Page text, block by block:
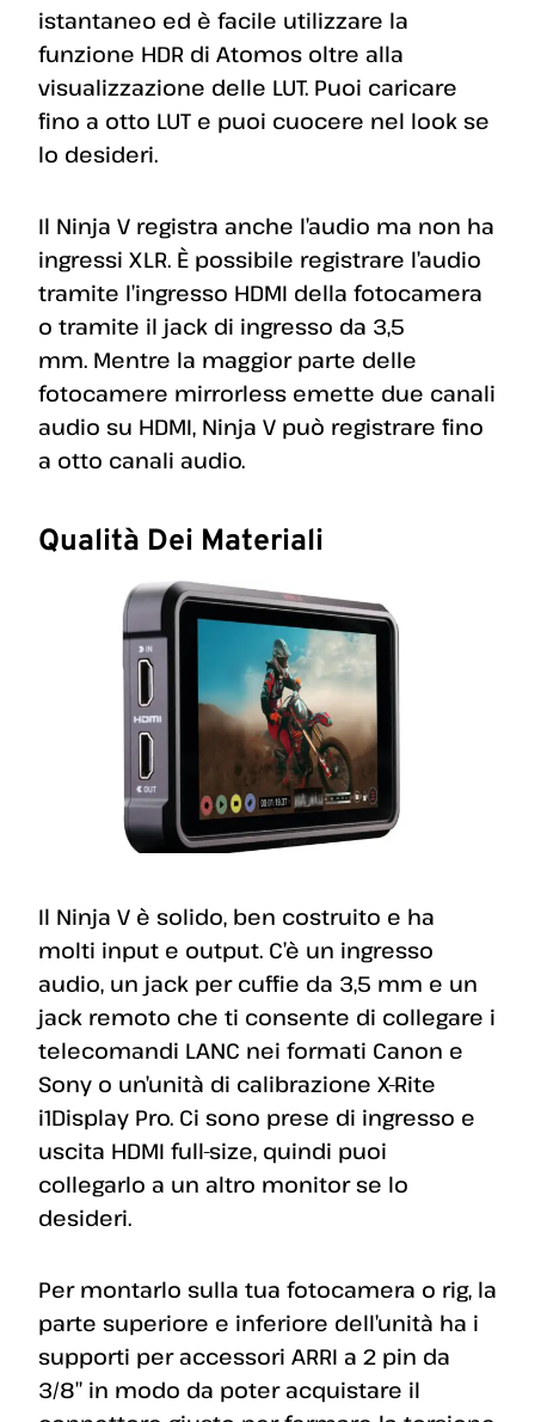
istantaneo ed è facile utilizzare la
funzione HDR di Atomos oltre alla
visualizzazione delle LUT. Puoi caricare
fino a otto LUT e puoi cuocere nel look se
lo desideri.
Il Ninja V registra anche l’audio ma non ha
ingressi XLR. È possibile registrare l’audio
tramite l’ingresso HDMI della fotocamera
o tramite il jack di ingresso da 3,5
mm. Mentre la maggior parte delle
fotocamere mirrorless emette due canali
audio su HDMI, Ninja V può registrare fino
a otto canali audio.
Qualità Dei Materiali
Il Ninja V è solido, ben costruito e ha
molti input e output. C’è un ingresso
audio, un jack per cuffie da 3,5 mm e un
jack remoto che ti consente di collegare i
telecomandi LANC nei formati Canon e
Sony o un’unità di calibrazione X-Rite
i1Display Pro. Ci sono prese di ingresso e
uscita HDMI full-size, quindi puoi
collegarlo a un altro monitor se lo
desideri.
Per montarlo sulla tua fotocamera o rig, la
parte superiore e inferiore dell’unità ha i
supporti per accessori ARRI a 2 pin da
3/8″ in modo da poter acquistare il